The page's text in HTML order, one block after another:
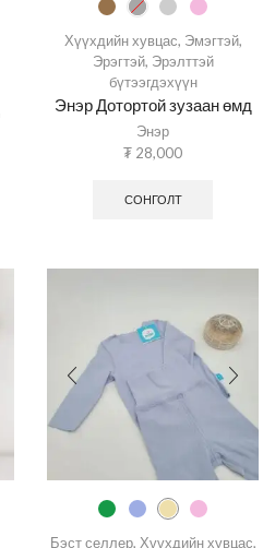
Хүүхдийн хувцас, Эмэгтэй,
Эрэгтэй, Эрэлттэй
бүтээгдэхүүн
Энэр Дотортой зузаан өмд
Энэр
₮ 28,000
СОНГОЛТ
Бэст селлер, Хүүхдийн хувцас,